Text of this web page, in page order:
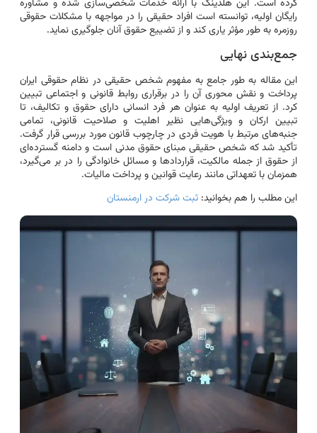
کرده است. این هلدینگ با ارائه خدمات شخصی‌سازی شده و مشاوره
رایگان اولیه، توانسته است افراد حقیقی را در مواجهه با مشکلات حقوقی
روزمره به طور مؤثر یاری کند و از تضییع حقوق آنان جلوگیری نماید.
جمع‌بندی نهایی
این مقاله به طور جامع به مفهوم شخص حقیقی در نظام حقوقی ایران
پرداخت و نقش محوری آن را در برقراری روابط قانونی و اجتماعی تبیین
کرد. از تعریف اولیه به عنوان هر فرد انسانی دارای حقوق و تکالیف، تا
تبیین ارکان و ویژگی‌هایی نظیر اهلیت و صلاحیت قانونی، تمامی
جنبه‌های مرتبط با هویت فردی در چارچوب قانون مورد بررسی قرار گرفت.
تأکید شد که شخص حقیقی مبنای حقوق مدنی است و دامنه گسترده‌ای
از حقوق از جمله مالکیت، قراردادها و مسائل خانوادگی را در بر می‌گیرد،
همزمان با تعهداتی مانند رعایت قوانین و پرداخت مالیات.
این مطلب را هم بخوانید: ثبت شرکت در ارمنستان